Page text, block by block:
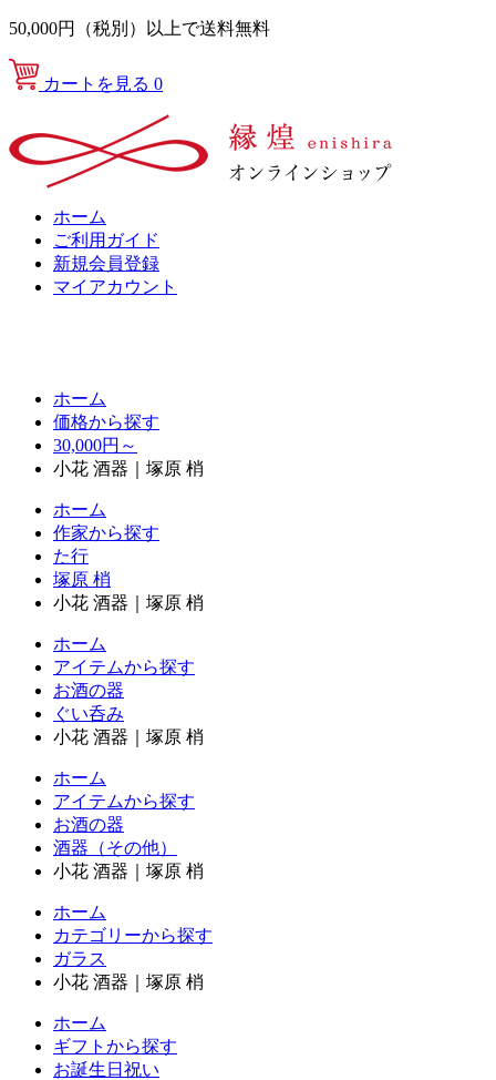
50,000円（税別）以上で送料無料
カートを見る 0
ホーム
ご利用ガイド
新規会員登録
マイアカウント
ホーム
価格から探す
30,000円～
小花 酒器｜塚原 梢
ホーム
作家から探す
た行
塚原 梢
小花 酒器｜塚原 梢
ホーム
アイテムから探す
お酒の器
ぐい呑み
小花 酒器｜塚原 梢
ホーム
アイテムから探す
お酒の器
酒器（その他）
小花 酒器｜塚原 梢
ホーム
カテゴリーから探す
ガラス
小花 酒器｜塚原 梢
ホーム
ギフトから探す
お誕生日祝い